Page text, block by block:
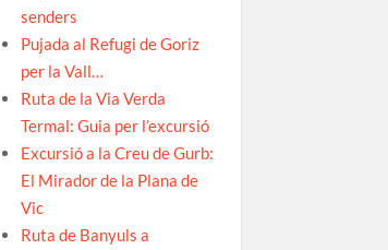
senders
Pujada al Refugi de Goriz
per la Vall…
Ruta de la Via Verda
Termal: Guia per l’excursió
Excursió a la Creu de Gurb:
El Mirador de la Plana de
Vic
Ruta de Banyuls a